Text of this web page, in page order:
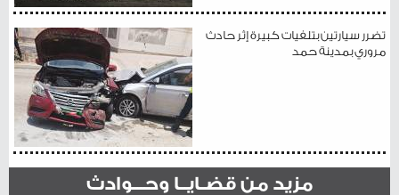
تضرر سيارتين بتلفيات كبيرة إثر حادث
مروري بمدينة حمد
مزيد من قضـايــا وحـــوادث